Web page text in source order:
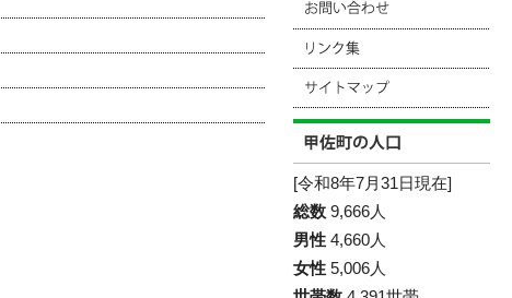
[令和8年7月31日現在]
総数 9,666人
男性 4,660人
女性 5,006人